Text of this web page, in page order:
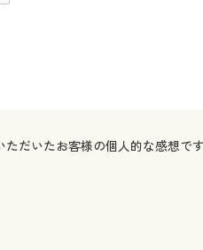
だいたお客様の個人的な感想で